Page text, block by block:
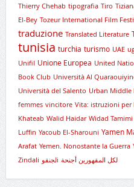
Thierry Chehab tipografia Tiro
El-Bey Tozeur International Film
traduzione Translated Literature
tunisia turchia turismo UAE
Unifil Unione Europea United
Book Club Università Al
Università del Salento Urban Middle
femmes vincitore Vita: istruzioni per
Khateab Walid Haidar Widad Tamimi
Luffin Yacoub El-Sharouni Yamen
Arafat Yemen. Nonostante la Guerra
Zindali
لجنقوi لكل المقهورين أجنحة